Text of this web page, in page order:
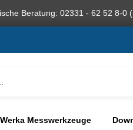
Beratung: 02331 - 62 52 8-
Werka Messwerkzeuge